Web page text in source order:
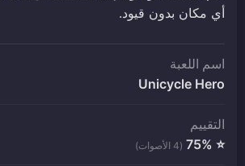
أي مكان بدون قيود.
اسم اللعبة
Unicycle Hero
التقييم
⭐ 75%
(4 الأصوات)